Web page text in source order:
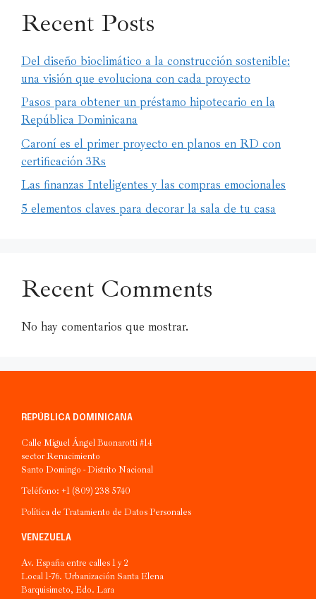
Recent Posts
Del diseño bioclimático a la construcción sostenible:
una visión que evoluciona con cada proyecto
Pasos para obtener un préstamo hipotecario en la
República Dominicana
Caroní es el primer proyecto en planos en RD con
certificación 3Rs
Las finanzas Inteligentes y las compras emocionales
5 elementos claves para decorar la sala de tu casa
Recent Comments
No hay comentarios que mostrar.
REPÚBLICA DOMINICANA
Calle Miguel Ángel Buonarotti #14
sector Renacimiento
Santo Domingo - Distrito Nacional
Teléfono: +1 (809) 238 5740
Política de Tratamiento de Datos Personales
VENEZUELA
Av. España entre calles 1 y 2
Local 1-76. Urbanización Santa Elena
Barquisimeto, Edo. Lara